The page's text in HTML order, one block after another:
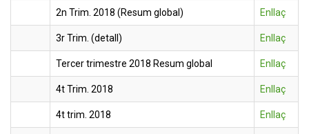
2n Trim. 2018 (Resum global) Enllaç
3r Trim. (detall) Enllaç
Tercer trimestre 2018 Resum global Enllaç
4t Trim. 2018 Enllaç
4t trim. 2018 Enllaç